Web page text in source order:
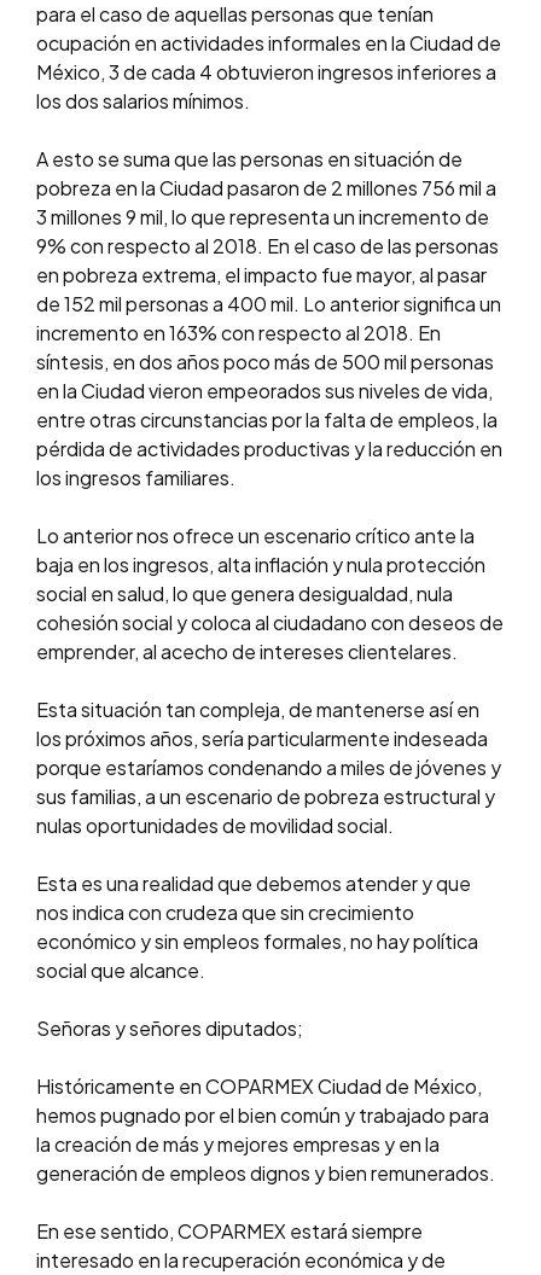
para el caso de aquellas personas que tenían
ocupación en actividades informales en la Ciudad de
México, 3 de cada 4 obtuvieron ingresos inferiores a
los dos salarios mínimos.
A esto se suma que las personas en situación de
pobreza en la Ciudad pasaron de 2 millones 756 mil a
3 millones 9 mil, lo que representa un incremento de
9% con respecto al 2018. En el caso de las personas
en pobreza extrema, el impacto fue mayor, al pasar
de 152 mil personas a 400 mil. Lo anterior significa un
incremento en 163% con respecto al 2018. En
síntesis, en dos años poco más de 500 mil personas
en la Ciudad vieron empeorados sus niveles de vida,
entre otras circunstancias por la falta de empleos, la
pérdida de actividades productivas y la reducción en
los ingresos familiares.
Lo anterior nos ofrece un escenario crítico ante la
baja en los ingresos, alta inflación y nula protección
social en salud, lo que genera desigualdad, nula
cohesión social y coloca al ciudadano con deseos de
emprender, al acecho de intereses clientelares.
Esta situación tan compleja, de mantenerse así en
los próximos años, sería particularmente indeseada
porque estaríamos condenando a miles de jóvenes y
sus familias, a un escenario de pobreza estructural y
nulas oportunidades de movilidad social.
Esta es una realidad que debemos atender y que
nos indica con crudeza que sin crecimiento
económico y sin empleos formales, no hay política
social que alcance.
Señoras y señores diputados;
Históricamente en COPARMEX Ciudad de México,
hemos pugnado por el bien común y trabajado para
la creación de más y mejores empresas y en la
generación de empleos dignos y bien remunerados.
En ese sentido, COPARMEX estará siempre
interesado en la recuperación económica y de